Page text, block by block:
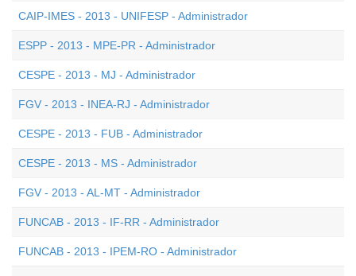
CAIP-IMES - 2013 - UNIFESP - Administrador
ESPP - 2013 - MPE-PR - Administrador
CESPE - 2013 - MJ - Administrador
FGV - 2013 - INEA-RJ - Administrador
CESPE - 2013 - FUB - Administrador
CESPE - 2013 - MS - Administrador
FGV - 2013 - AL-MT - Administrador
FUNCAB - 2013 - IF-RR - Administrador
FUNCAB - 2013 - IPEM-RO - Administrador